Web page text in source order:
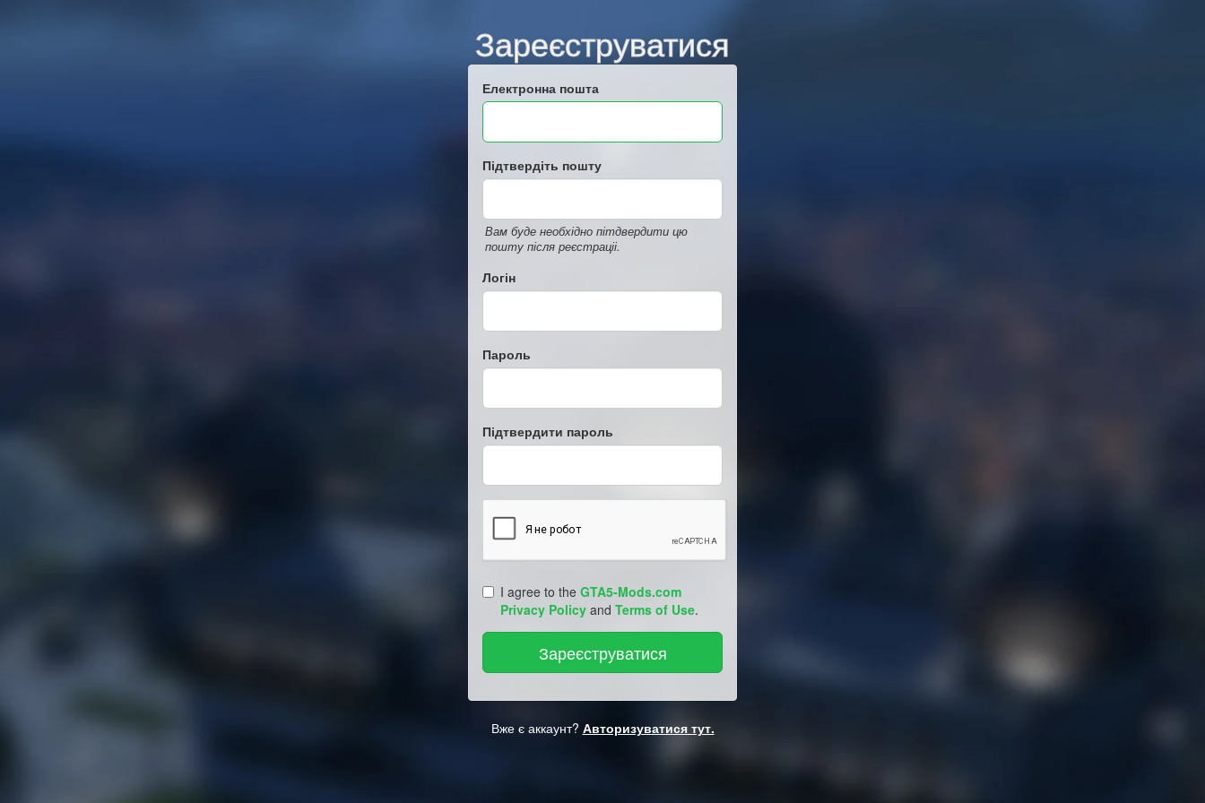
Зареєструватися
Електронна пошта
Підтвердіть пошту
Вам буде необхідно пітдвердити цю
пошту після реєстраціі.
Логін
Пароль
Підтвердити пароль
I agree to the GTA5-Mods.com
Privacy Policy and Terms of Use.
Вже є аккаунт? Авторизуватися тут.